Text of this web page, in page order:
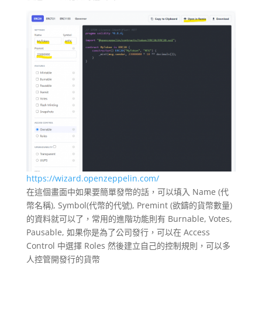
https://wizard.openzeppelin.com/
在這個畫面中如果要簡單發幣的話，可以填入 Name (代
幣名稱), Symbol(代幣的代號), Premint (欲鑄的貨幣數量)
的資料就可以了，常用的進階功能則有 Burnable, Votes,
Pausable, 如果你是為了公司發行，可以在 Access
Control 中選擇 Roles 然後建立自己的控制規則，可以多
人控管開發行的貨幣